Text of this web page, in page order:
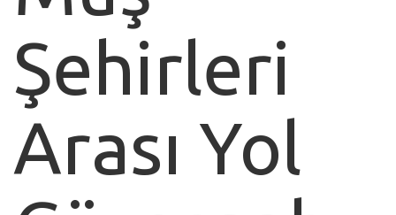
Şehirleri
Arası Yol